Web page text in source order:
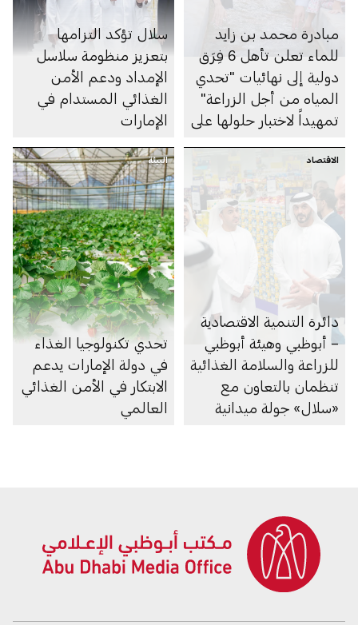
مبادرة محمد بن زايد
للماء تعلن تأهل 6 فِرَق
دولية إلى نهائيات "تحدي
المياه من أجل الزراعة"
تمهيداً لاختبار حلولها على
الإمارات
سلال تؤكد التزامها
بتعزيز منظومة سلاسل
الإمداد ودعم الأمن
الغذائي المستدام في
الإمارات
الاقتصاد
دائرة التنمية الاقتصادية
– أبوظبي وهيئة أبوظبي
للزراعة والسلامة الغذائية
تنظمان بالتعاون مع
«سلال» جولة ميدانية
البيئة
تحدي تكنولوجيا الغذاء
في دولة الإمارات يدعم
الابتكار في الأمن الغذائي
العالمي